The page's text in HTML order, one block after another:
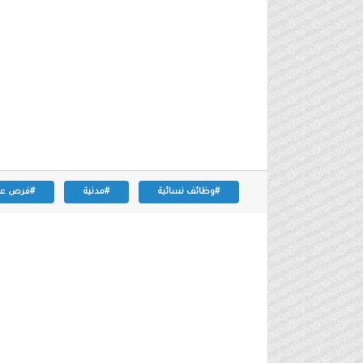
#وظائف نسائية #مدنية #فرص